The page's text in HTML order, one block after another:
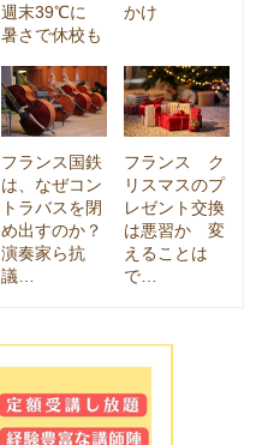
週末39℃に
暑さで休校も
かけ
フランス国鉄
は、なぜコン
トラバスを閉
め出すのか？
演奏家ら抗
議…
フランス ク
リスマスのプ
レゼント交換
は悪習か 変
えることは
で…